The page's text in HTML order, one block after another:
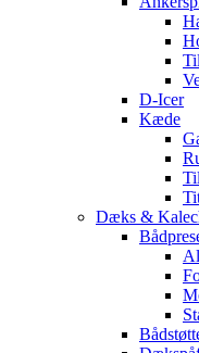
D-Icer
Kæde
Dæks &